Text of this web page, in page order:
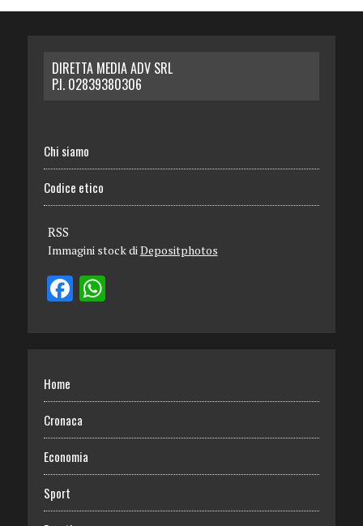
DIRETTA MEDIA ADV SRL
P.I. 02839380306
Chi siamo
Codice etico
RSS
Immagini stock di Depositphotos
Home
Cronaca
Economia
Sport